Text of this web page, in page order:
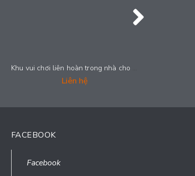
Khu vui chơi liên hoàn trong nhà cho trẻ em - CANDY_010
Liên hệ
FACEBOOK
Facebook